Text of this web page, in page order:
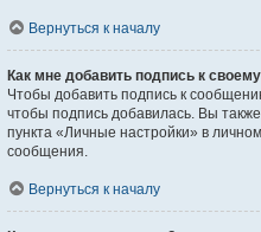
Вернуться к началу
Как мне добавить подпись к
Чтобы добавить подпись к
чтобы подпись добавилась. Вы
пункта «Личные настройки» в
сообщения.
Вернуться к началу